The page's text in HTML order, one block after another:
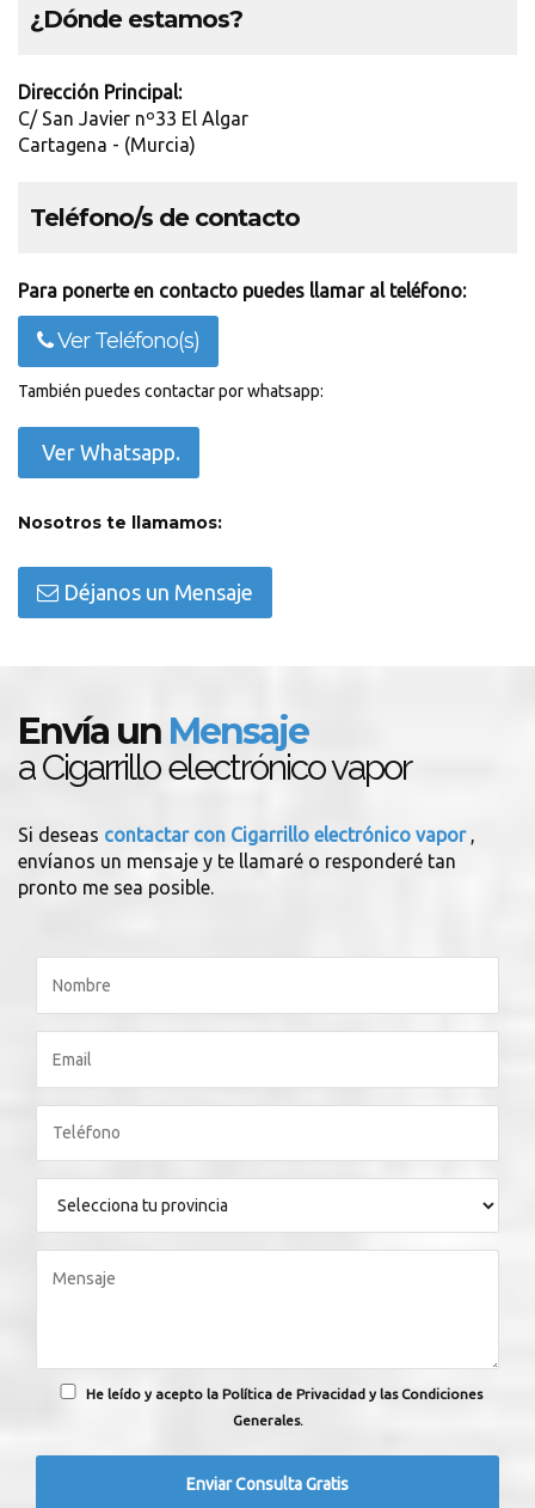
¿Dónde estamos?
Dirección Principal:
C/ San Javier nº33 El Algar
Cartagena - (Murcia)
Teléfono/s de contacto
Para ponerte en contacto puedes llamar al teléfono:
Ver Teléfono(s)
También puedes contactar por whatsapp:
Ver Whatsapp.
Nosotros te llamamos:
Déjanos un Mensaje
Envía un Mensaje
a Cigarrillo electrónico vapor
Si deseas contactar con Cigarrillo electrónico vapor ,
envíanos un mensaje y te llamaré o responderé tan
pronto me sea posible.
He leído y acepto la Política de Privacidad y las Condiciones
Generales.